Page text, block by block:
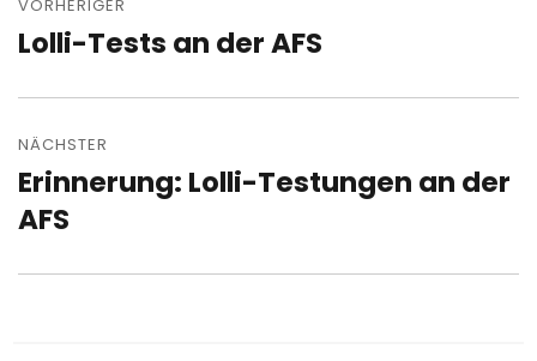
VORHERIGER
Vorheriger
Lolli-Tests an der AFS
NÄCHSTER
Nächster
Beitrag:
Erinnerung: Lolli-Testungen an der
AFS